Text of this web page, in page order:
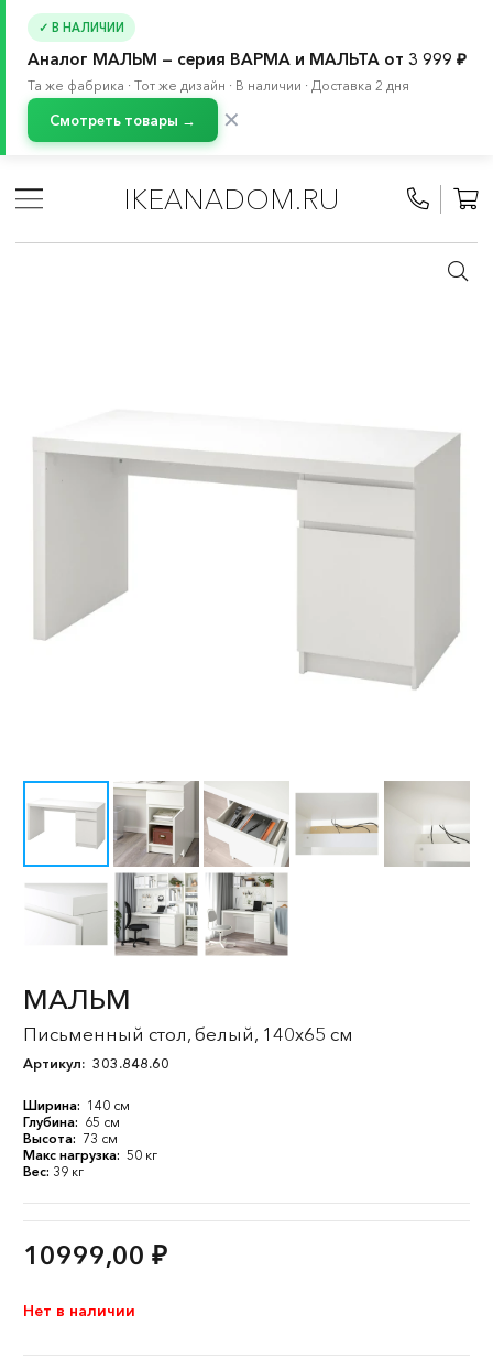
✓ В НАЛИЧИИ
Аналог МАЛЬМ — серия ВАРМА и МАЛЬТА от 3 999 ₽
Та же фабрика · Тот же дизайн · В наличии · Доставка 2 дня
Смотреть товары → ✕
IKEANADOM.RU
Письменные и компьютерные столы
/
Письменные столы для дома
МАЛЬМ
Письменный стол, белый, 140x65 см
Артикул: 303.848.60
Ширина: 140 см
Глубина: 65 см
Высота: 73 см
Макс нагрузка: 50 кг
Вес: 39 кг
10999,00 ₽
Нет в наличии